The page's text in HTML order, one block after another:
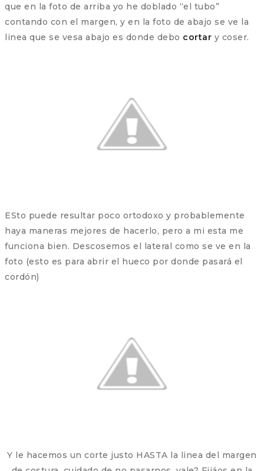
que en la foto de arriba yo he doblado “el tubo”
contando con el margen, y en la foto de abajo se ve la
linea que se vesa abajo es donde debo cortar y coser.
ESto puede resultar poco ortodoxo y probablemente
haya maneras mejores de hacerlo, pero a mi esta me
funciona bien. Descosemos el lateral como se ve en la
foto (esto es para abrir el hueco por donde pasará el
cordón)
Y le hacemos un corte justo HASTA la linea del margen